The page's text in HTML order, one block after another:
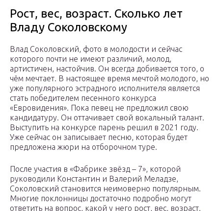
Рост, вес, возраст. Сколько лет
Владу Соколовскому
Влад Соколовский, фото в молодости и сейчас
которого почти не имеют различий, молод,
артистичен, настойчив. Он всегда добивается того, о
чём мечтает. В настоящее время мечтой молодого, но
уже популярного эстрадного исполнителя является
стать победителем песенного конкурса
«Евровидения». Пока певец не предложил свою
кандидатуру. Он оттачивает свой вокальный талант.
Выступить на конкурсе парень решил в 2021 году.
Уже сейчас он записывает песню, которая будет
предложена жюри на отборочном туре.
После участия в «Фабрике звёзд – 7», которой
руководили Константин и Валерий Меладзе,
Соколовский становится неимоверно популярным.
Многие поклонницы достаточно подробно могут
ответить на вопрос, какой у него рост, вес, возраст.